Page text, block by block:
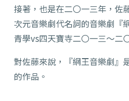
接著，也是在二〇一三年，佐
次元音樂劇代名詞的音樂劇『
青學vs四天寶寺二〇一三〜二
對佐藤來說，『網王音樂劇』
的作品。